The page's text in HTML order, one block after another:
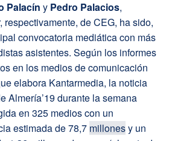
Palacín y Pedro Palacios,
respectivamente, de CEG, ha sido,
convocatoria mediática con más
asistentes. Según los informes
en los medios de comunicación
elabora Kantarmedia, la noticia
Almería’19 durante la semana
en 325 medios con un
estimada de 78,7 millonesy un